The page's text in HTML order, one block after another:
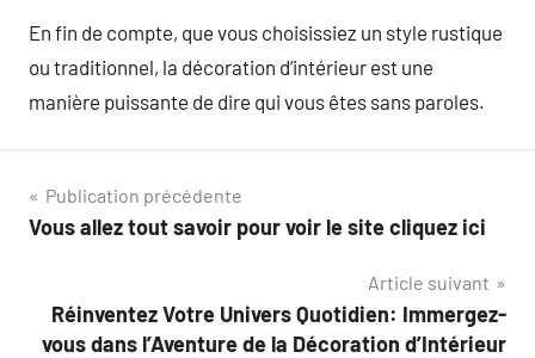
En fin de compte, que vous choisissiez un style rustique
ou traditionnel, la décoration d’intérieur est une
manière puissante de dire qui vous êtes sans paroles.
Navigation
de
Publication précédente
Vous allez tout savoir pour voir le site cliquez ici
Article suivant
Réinventez Votre Univers Quotidien: Immergez-
vous dans l’Aventure de la Décoration d’Intérieur